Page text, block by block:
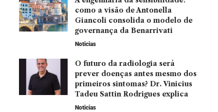
como a visão de Antonella
Giancoli consolida o modelo de
governança da Benarrivati
Noticias
O futuro da radiologia será
prever doenças antes mesmo dos
primeiros sintomas? Dr. Vinicius
Tadeu Sattin Rodrigues explica
Noticias